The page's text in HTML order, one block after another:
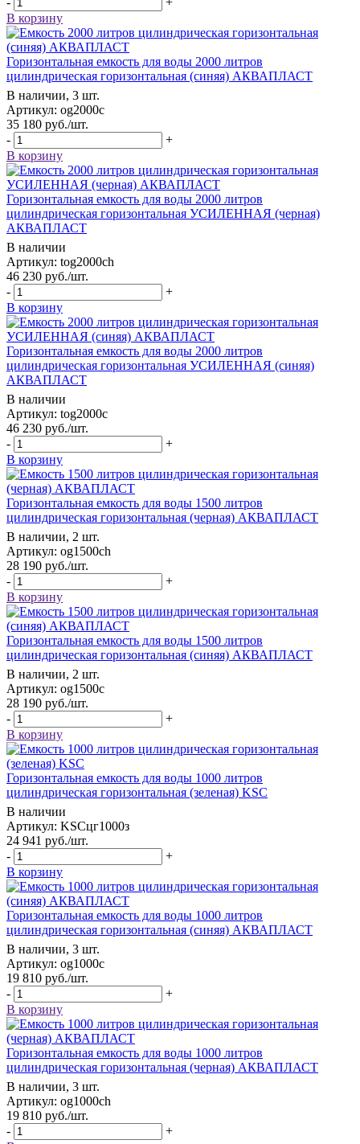
В корзину
Горизонтальная емкость для воды 2000 литров
цилиндрическая горизонтальная (синяя) АКВАПЛАСТ
В наличии, 3 шт.
Артикул: og2000c
35 180 руб./шт.
-
+
В корзину
Горизонтальная емкость для воды 2000 литров
цилиндрическая горизонтальная УСИЛЕННАЯ (черная)
АКВАПЛАСТ
В наличии
Артикул: tog2000ch
46 230 руб./шт.
-
+
В корзину
Горизонтальная емкость для воды 2000 литров
цилиндрическая горизонтальная УСИЛЕННАЯ (синяя)
АКВАПЛАСТ
В наличии
Артикул: tog2000c
46 230 руб./шт.
-
+
В корзину
Горизонтальная емкость для воды 1500 литров
цилиндрическая горизонтальная (черная) АКВАПЛАСТ
В наличии, 2 шт.
Артикул: og1500ch
28 190 руб./шт.
-
+
В корзину
Горизонтальная емкость для воды 1500 литров
цилиндрическая горизонтальная (синяя) АКВАПЛАСТ
В наличии, 2 шт.
Артикул: og1500c
28 190 руб./шт.
-
+
В корзину
Горизонтальная емкость для воды 1000 литров
цилиндрическая горизонтальная (зеленая) KSC
В наличии
Артикул: KSCцг1000з
24 941 руб./шт.
-
+
В корзину
Горизонтальная емкость для воды 1000 литров
цилиндрическая горизонтальная (синяя) АКВАПЛАСТ
В наличии, 3 шт.
Артикул: og1000c
19 810 руб./шт.
-
+
В корзину
Горизонтальная емкость для воды 1000 литров
цилиндрическая горизонтальная (черная) АКВАПЛАСТ
В наличии, 3 шт.
Артикул: og1000ch
19 810 руб./шт.
-
+